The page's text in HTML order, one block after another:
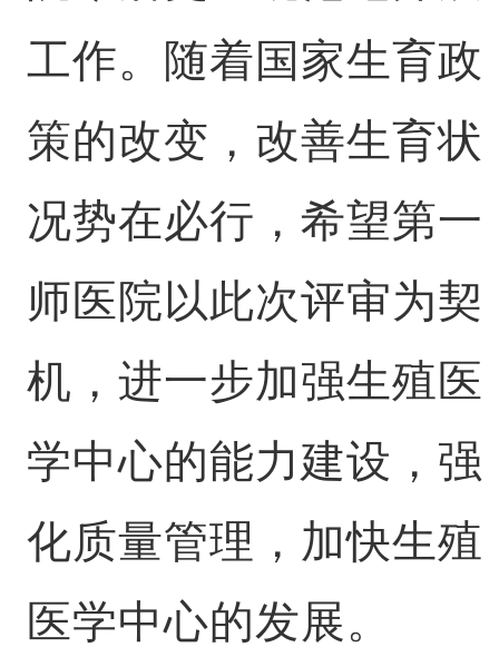
工作。随着国家生育政
策的改变，改善生育状
况势在必行，希望第一
师医院以此次评审为契
机，进一步加强生殖医
学中心的能力建设，强
化质量管理，加快生殖
医学中心的发展。